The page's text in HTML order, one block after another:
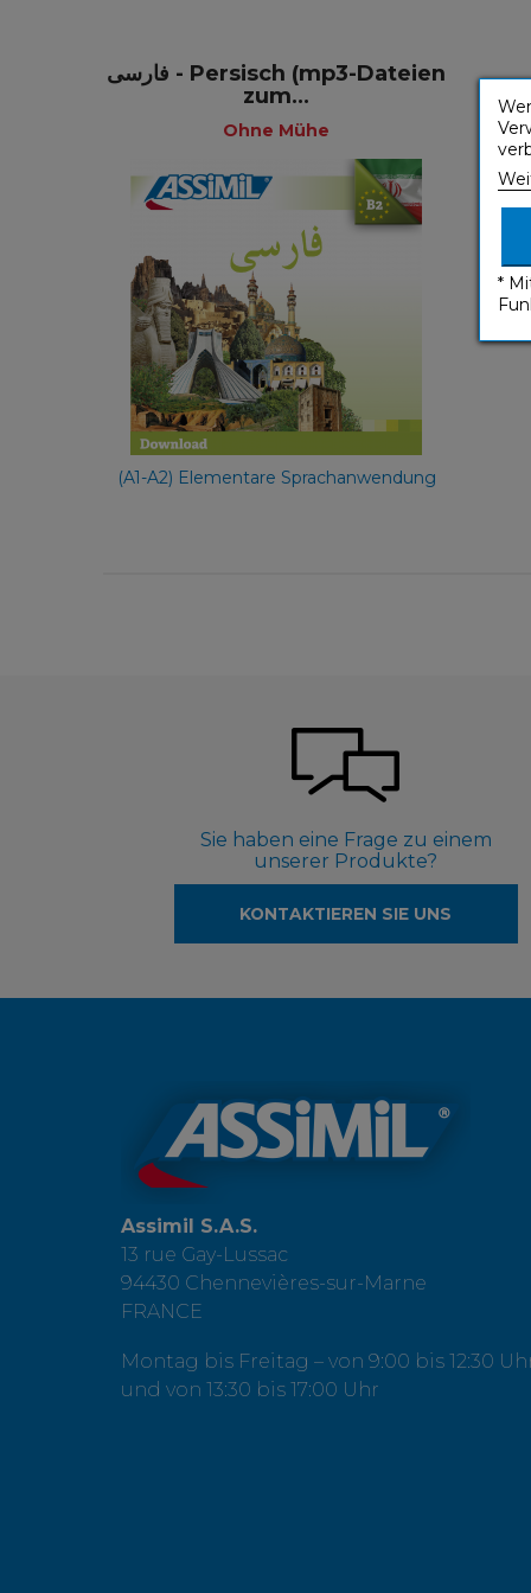
فارسى - Persisch (mp3-Dateien
zum...
Ohne Mühe
(A1-A2) Elementare Sprachanwendung
Ohne Mühe
49,90 €
Sie haben eine Frage zu einem
unserer Produkte?
KONTAKTIEREN SIE UNS
Assimil S.A.S.
13 rue Gay-Lussac
94430 Chennevières-sur-Marne
FRANCE
Montag bis Freitag – von 9:00 bis 12:30
und von 13:30 bis 17:00 Uhr
*